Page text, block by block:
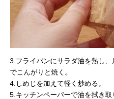
3.フライパンにサラダ油を熱し
でこんがりと焼く。
4.しめじを加えて軽く炒める。
5.キッチンペーパーで油を拭き